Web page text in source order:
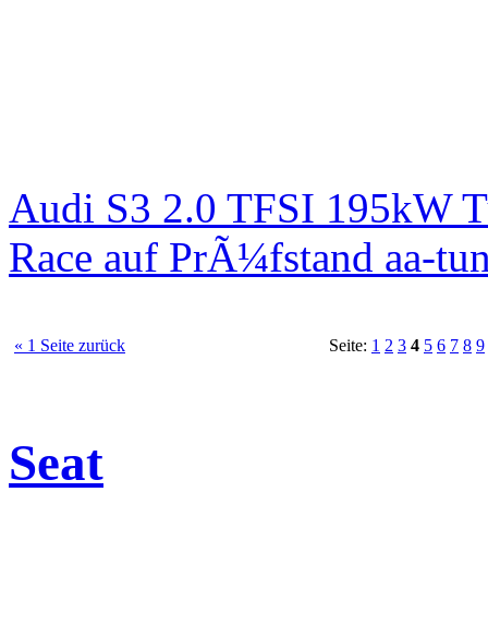
Audi S3 2.0 TFSI 195kW
Race auf PrÃ¼fstand aa-
« 1 Seite zurück Seite: 1 2 3 4 5 6 7 8 9
Seat